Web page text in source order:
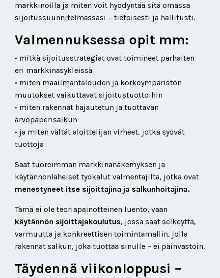
markkinoilla ja miten voit hyödyntää sitä omassa
sijoitussuunnitelmassasi – tietoisesti ja hallitusti.
Valmennuksessa opit mm:
• mitkä sijoitusstrategiat ovat toimineet parhaiten
eri markkinasykleissä
• miten maailmantalouden ja korkoympäristön
muutokset vaikuttavat sijoitustuottoihin
• miten rakennat hajautetun ja tuottavan
arvopaperisalkun
• ja miten vältät aloittelijan virheet, jotka syövät
tuottoja
Saat tuoreimman markkinanäkemyksen ja
käytännönläheiset työkalut valmentajilta, jotka ovat
menestyneet itse sijoittajina ja salkunhoitajina.
Tämä ei ole teoriapainotteinen luento, vaan
käytännön sijoittajakoulutus, jossa saat selkeyttä,
varmuutta ja konkreettisen toimintamallin, jolla
rakennat salkun, joka tuottaa sinulle – ei päinvastoin.
Täydennä viikonloppusi –